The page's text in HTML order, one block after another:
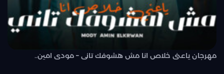
مهرجان ياعنى خلاص انا مش هشوفك تانى – مودى امين..